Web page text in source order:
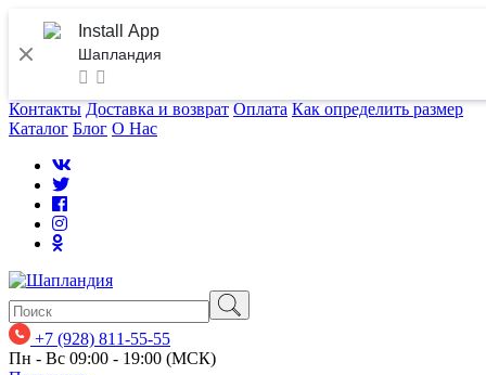
Install App
Шапландия
Контакты Доставка и возврат Оплата Как определить размер
Каталог Блог О Нас
+7 (928) 811-55-55
Пн - Вс 09:00 - 19:00 (МСК)